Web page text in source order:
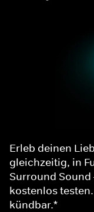
Erleb deinen
gleichzeitig, in
Surround Sound
kostenlos
kündbar.*